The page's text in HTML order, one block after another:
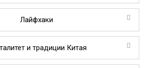
Лайфхаки
и традиции Китая